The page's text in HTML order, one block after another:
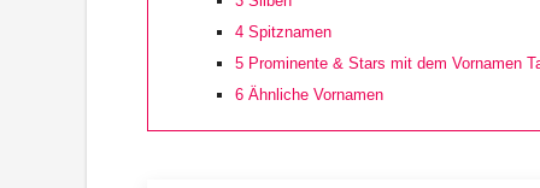
4 Spitznamen
5 Prominente & Stars mit dem Vornamen
6 Ähnliche Vornamen